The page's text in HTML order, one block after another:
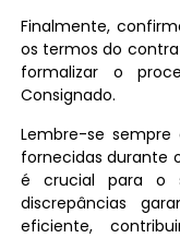
Finalmente,
os termos do
formalizar o
Consignado.
Lembre-se
fornecidas durante
é crucial para o
discrepâncias
eficiente,